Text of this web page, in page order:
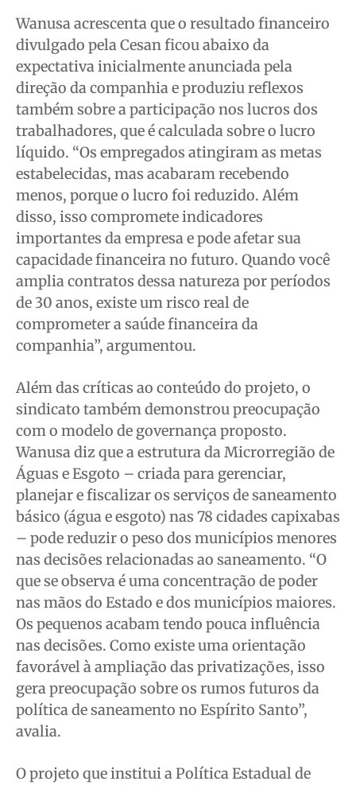
Wanusa acrescenta que o resultado financeiro
divulgado pela Cesan ficou abaixo da
expectativa inicialmente anunciada pela
direção da companhia e produziu reflexos
também sobre a participação nos lucros dos
trabalhadores, que é calculada sobre o lucro
líquido. “Os empregados atingiram as metas
estabelecidas, mas acabaram recebendo
menos, porque o lucro foi reduzido. Além
disso, isso compromete indicadores
importantes da empresa e pode afetar sua
capacidade financeira no futuro. Quando você
amplia contratos dessa natureza por períodos
de 30 anos, existe um risco real de
comprometer a saúde financeira da
companhia”, argumentou.
Além das críticas ao conteúdo do projeto, o
sindicato também demonstrou preocupação
com o modelo de governança proposto.
Wanusa diz que a estrutura da Microrregião de
Águas e Esgoto – criada para gerenciar,
planejar e fiscalizar os serviços de saneamento
básico (água e esgoto) nas 78 cidades capixabas
– pode reduzir o peso dos municípios menores
nas decisões relacionadas ao saneamento. “O
que se observa é uma concentração de poder
nas mãos do Estado e dos municípios maiores.
Os pequenos acabam tendo pouca influência
nas decisões. Como existe uma orientação
favorável à ampliação das privatizações, isso
gera preocupação sobre os rumos futuros da
política de saneamento no Espírito Santo”,
avalia.
O projeto que institui a Política Estadual de